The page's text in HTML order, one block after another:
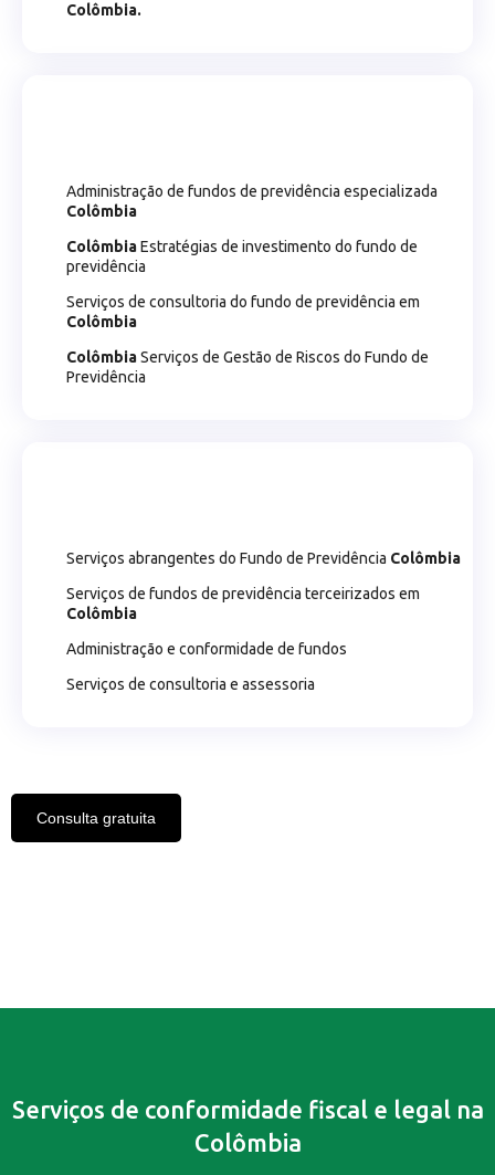
Colômbia.
Administração de fundos de previdência especializada
Colômbia
ColômbiaEstratégias de investimento do fundo de
previdência
Serviços de consultoria do fundo de previdência em
Colômbia
ColômbiaServiços de Gestão de Riscos do Fundo de
Previdência
Serviços abrangentes do Fundo de Previdência Colômbia
Serviços de fundos de previdência terceirizados em
Colômbia
Administração e conformidade de fundos
Serviços de consultoria e assessoria
Consulta gratuita
Serviços de conformidade fiscal e legal na
Colômbia